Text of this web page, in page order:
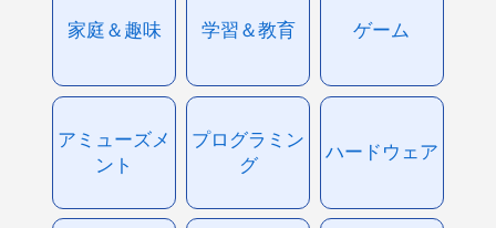
家庭＆趣味 学習＆教育 ゲーム
アミューズメ
ント
プログラミン
グ
ハードウェア